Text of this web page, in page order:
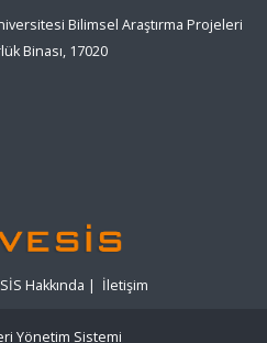
Bilimsel Araştırma Projeleri
Binası, 17020
Hakkında | İletişim
Yönetim Sistemi